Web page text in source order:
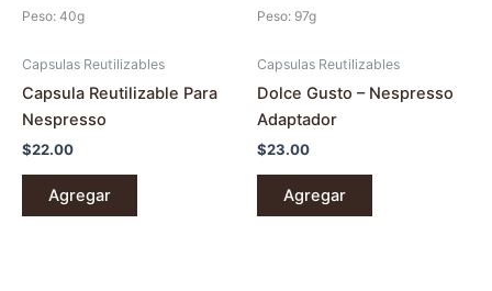
Peso: 40g
Capsulas Reutilizables
Capsula Reutilizable Para
Nespresso
$22.00
Agregar
Peso: 97g
Capsulas Reutilizables
Dolce Gusto – Nespresso
Adaptador
$23.00
Agregar